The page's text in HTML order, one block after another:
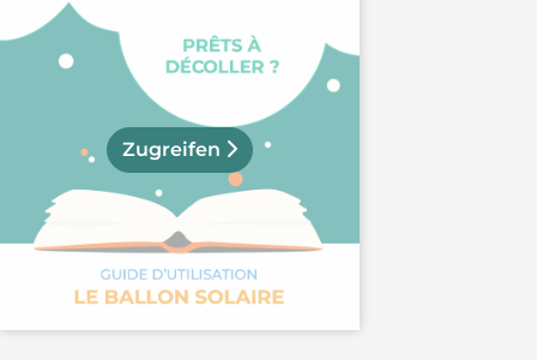
Zugreifen